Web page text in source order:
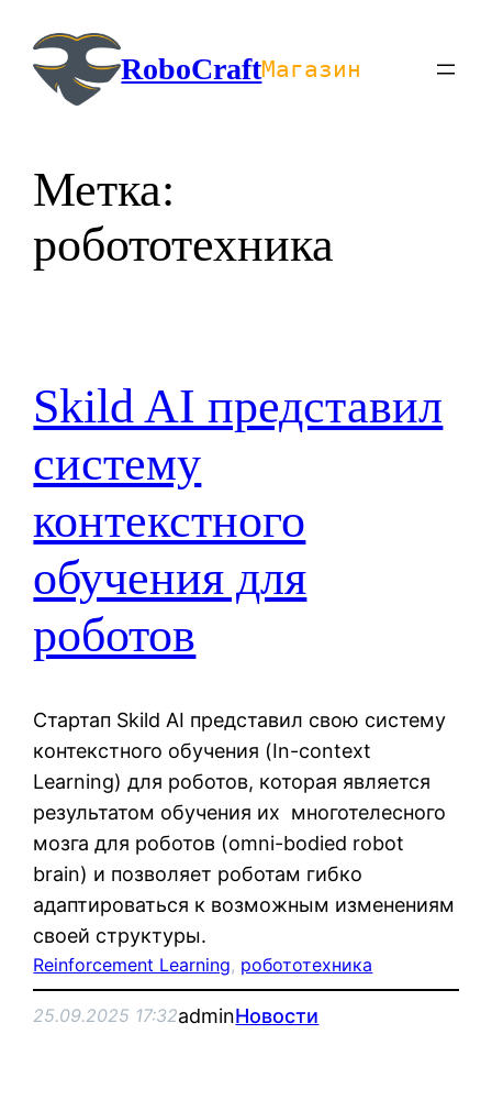
содержимомуRoboCraftМагазин
Метка:
робототехника
Skild AI представил
систему
контекстного
обучения для
роботов
Стартап Skild AI представил свою систему
контекстного обучения (In-context
Learning) для роботов, которая является
результатом обучения их многотелесного
мозга для роботов (omni-bodied robot
brain) и позволяет роботам гибко
адаптироваться к возможным изменениям
своей структуры.
Reinforcement Learning, робототехника
25.09.2025 17:32adminНовости